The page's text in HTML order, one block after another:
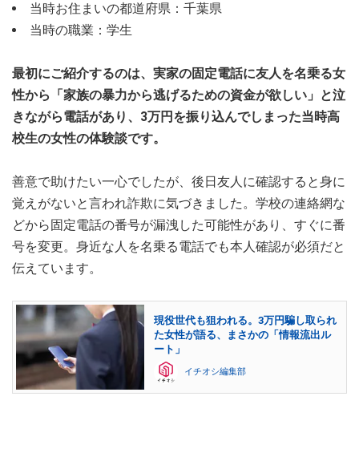
当時お住まいの都道府県：千葉県
当時の職業：学生
最初にご紹介するのは、実家の固定電話に友人を名乗る女
性から「家族の暴力から逃げるための資金が欲しい」と泣
きながら電話があり、3万円を振り込んでしまった当時高
校生の女性の体験談です。
善意で助けたい一心でしたが、後日友人に確認すると身に
覚えがないと言われ詐欺に気づきました。学校の連絡網な
どから固定電話の番号が漏洩した可能性があり、すぐに番
号を変更。身近な人を名乗る電話でも本人確認が必須だと
伝えています。
現役世代も狙われる。3万円騙し取られ
た女性が語る、まさかの「情報流出ル
ート」
イチオシ編集部